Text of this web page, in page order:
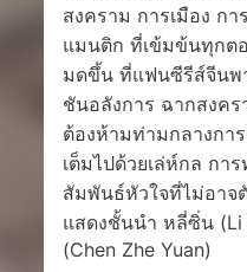
สงคราม การเมือง ก
แมนติก ที่เข้มข้นทุกต
มดขึ้น ที่แฟนซีรีส์จีนพ
ชันอลังการ ฉากสงคร
ต้องห้ามท่ามกลางกา
เต็มไปด้วยเล่ห์กล กา
สัมพันธ์หัวใจที่ไม่อาจ
แสดงชั้นนำ หลี่ซิ่น (Li
(Chen Zhe Yuan)